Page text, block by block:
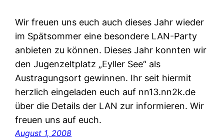
Wir freuen uns euch auch dieses Jahr wieder
im Spätsommer eine besondere LAN-Party
anbieten zu können. Dieses Jahr konnten wir
den Jugenzeltplatz „Eyller See“ als
Austragungsort gewinnen. Ihr seit hiermit
herzlich eingeladen euch auf nn13.nn2k.de
über die Details der LAN zur informieren. Wir
freuen uns auf euch.
August 1, 2008